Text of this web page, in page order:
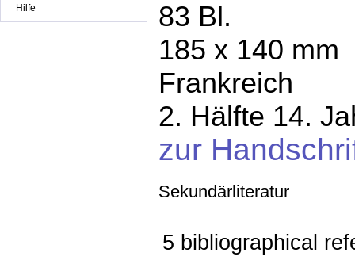
Hilfe
83 Bl.
185 x 140 mm
Frankreich
2. Hälfte 14.
zur
Sekundärliteratur
5 bibliographical